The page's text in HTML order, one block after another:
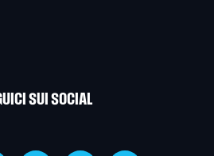
SUI SOCIAL